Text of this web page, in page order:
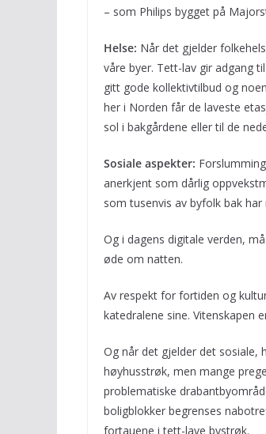
– som Philips bygget på
Helse: Når det gjelder
våre byer. Tett-lav gir adgang
gitt gode kollektivtilbud og
her i Norden får de laveste
sol i bakgårdene eller til de
Sosiale aspekter:
anerkjent som dårlig
som tusenvis av byfolk bak har
Og i dagens digitale verden,
øde om natten.
Av respekt for fortiden og
katedralene sine. Vitenskapen
Og når det gjelder det sosiale,
høyhusstrøk, men mange
problematiske
boligblokker begrenses
fortauene i tett-lave bystrøk.